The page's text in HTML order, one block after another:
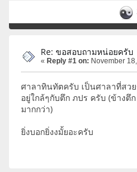
Re: ขอสอบถามหน่อยครับ
« Reply #1 on: November
ศาลาทินทัตครับ เป็นศาลาที่สว
อยู่ใกล้ๆกับตึก ภปร ครับ (ข้างตึ
มากกว่า)
ยิ่งบอกยิ่งงมั้ยอะครับ